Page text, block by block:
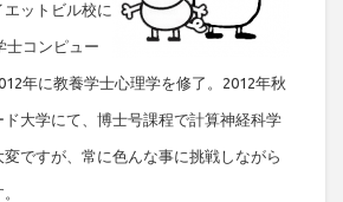
ットビル校に
士コンピュー
年に教養学士心理学を修了。2012年秋
ド大学にて、博士号課程で計算神経科学
ですが、常に色んな事に挑戦しながら